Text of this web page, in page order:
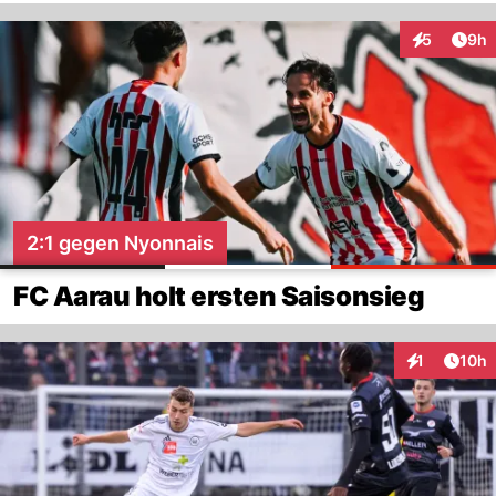
5 9h
2:1 gegen Nyonnais
FC Aarau holt ersten Saisonsieg
1 10h